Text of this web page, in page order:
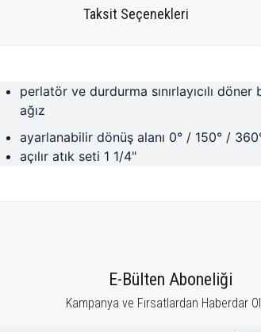
Taksit Seçenekleri
perlatör ve durdurma sınırlayıcılı
ağız
ayarlanabilir dönüş alanı 0° / 150° /
açılır atık seti 1 1/4"
Bu ürüne ilk yorumu siz yapın!
E-Bülten Aboneliği
Kampanya ve Fırsatlardan Haberdar